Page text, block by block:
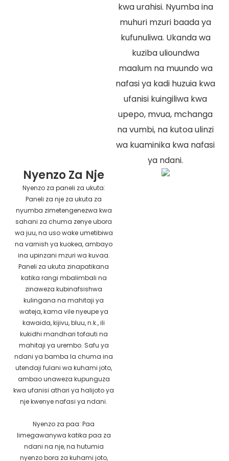
kwa urahisi. Nyumba ina
muhuri mzuri baada ya
kufunuliwa. Ukanda wa
kuziba ulioundwa
maalum na muundo wa
nafasi ya kadi huzuia kwa
ufanisi kuingiliwa kwa
upepo, mvua, mchanga
na vumbi, na kutoa ulinzi
wa kuaminika kwa nafasi
ya ndani.
Nyenzo Za Nje
Nyenzo za paneli za ukuta:
Paneli za nje za ukuta za
nyumba zimetengenezwa kwa
sahani za chuma zenye ubora
wa juu, na uso wake umetibiwa
na varnish ya kuokea, ambayo
ina upinzani mzuri wa kuvaa.
Paneli za ukuta zinapatikana
katika rangi mbalimbali na
zinaweza kubinafsishwa
kulingana na mahitaji ya
wateja, kama vile nyeupe ya
kawaida, kijivu, bluu, n.k., ili
kukidhi mandhari tofauti na
mahitaji ya urembo. Safu ya
ndani ya bamba la chuma ina
utendaji fulani wa kuhami joto,
ambao unaweza kupunguza
kwa ufanisi athari ya halijoto ya
nje kwenye nafasi ya ndani.
Nyenzo za paa: Paa
limegawanywa katika paa za
ndani na nje, na hutumia
nyenzo bora za kuhami joto,